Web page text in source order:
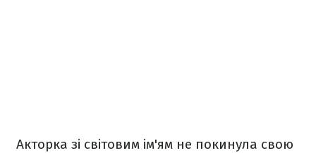
Акторка зі світовим ім'ям не покинула свою